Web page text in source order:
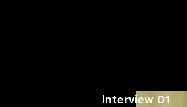
Interview 01